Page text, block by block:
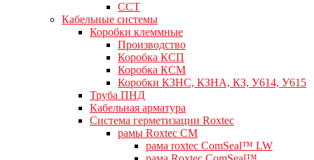
CCT
Кабельные системы
Коробки клеммные
Производство
Коробка КСП
Коробка КСМ
Коробки КЗНС, КЗНА, КЗ, У614, У615
Труба ПНД
Кабельная арматура
Система герметизации Roxtec
рамы Roxtec CM
рама roxtec ComSeal™ LW